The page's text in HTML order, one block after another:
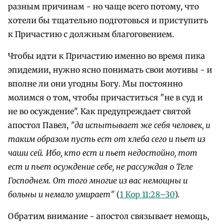
разным причинам - но чаще всего потому, что
хотели бы тщательно подготовься и приступить
к Причастию с должным благоговением.
Чтобы идти к Причастию именно во время пика
эпидемии, нужно ясно понимать свои мотивы - и
вполне ли они угодны Богу. Мы постоянно
молимся о том, чтобы причаститься "не в суд и
не во осуждение". Как предупреждает святой
апостол Павел, "да испытывает же себя человек, и
таким образом пусть ест от хлеба сего и пьет из
чаши сей. Ибо, кто ест и пьет недостойно, тот
ест и пьет осуждение себе, не рассуждая о Теле
Господнем. От того многие из вас немощны и
больны и немало умирает" (1 Кор 11:28–30).
Обратим внимание - апостол связывает немощь,